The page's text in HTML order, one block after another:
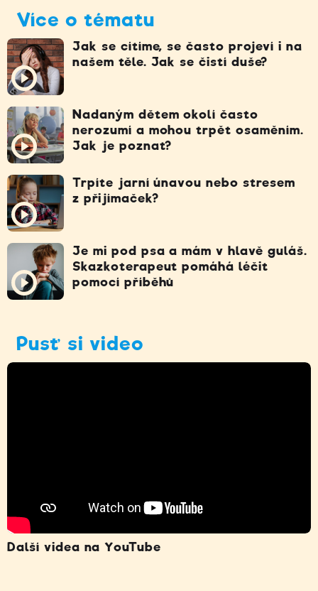
Více o tématu
Jak se cítíme, se často projeví i na
našem těle. Jak se čistí duše?
Nadaným dětem okolí často
nerozumí a mohou trpět osaměním.
Jak je poznat?
Trpíte jarní únavou nebo stresem
z přijímaček?
Je mi pod psa a mám v hlavě guláš.
Skazkoterapeut pomáhá léčit
pomocí příběhů
Pusť si video
Další videa na YouTube